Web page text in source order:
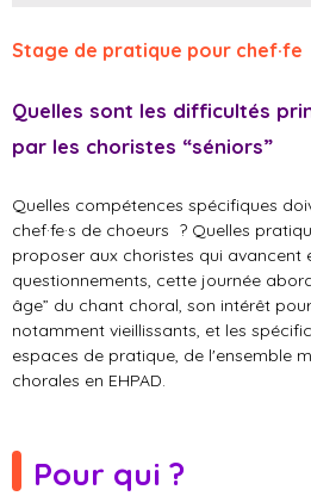
Stage de pratique pour chef·fe
Quelles sont les difficultés
par les choristes “séniors”
Quelles compétences spécifiques
chef·fe·s de choeurs ? Quelles
proposer aux choristes qui avancent
questionnements, cette journée
âge” du chant choral, son intérêt
notamment vieillissants, et les
espaces de pratique, de l'ensemble
chorales en EHPAD.
Pour qui ?